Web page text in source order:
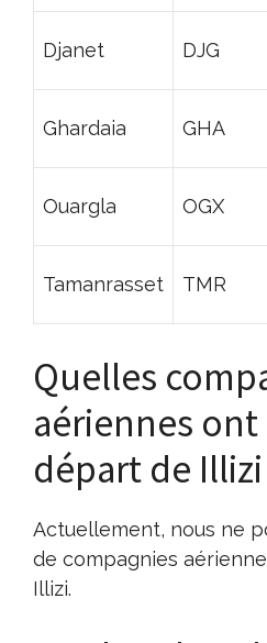
Djanet DJG
Ghardaia GHA
Ouargla OGX
Tamanrasset TMR
Quelles
aériennes ont
départ de Illizi
Actuellement, nous ne
de compagnies
Illizi.